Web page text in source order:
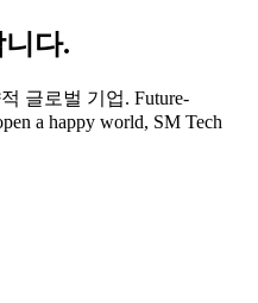
다.
글로벌 기업. Future-
a happy world, SM Tech